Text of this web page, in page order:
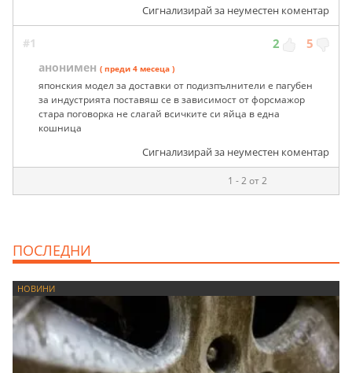
Сигнализирай за неуместен коментар
#1 2 5
анонимен ( преди 4 месеца )
японския модел за доставки от подизпълнители е пагубен
за индустрията поставяш се в зависимост от форсмажор
стара поговорка не слагай всичките си яйца в една
кошница
Сигнализирай за неуместен коментар
1 - 2 от 2
ПОСЛЕДНИ
НОВИНИ